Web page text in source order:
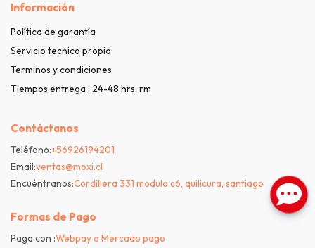
Información
Política de garantía
Servicio tecnico propio
Terminos y condiciones
Tiempos entrega : 24-48 hrs, rm
Contáctanos
Teléfono:+56926194201
Email:ventas@moxi.cl
Encuéntranos:Cordillera 331 modulo c6, quilicura, santiago
Formas de Pago
Paga con :Webpay o Mercado pago